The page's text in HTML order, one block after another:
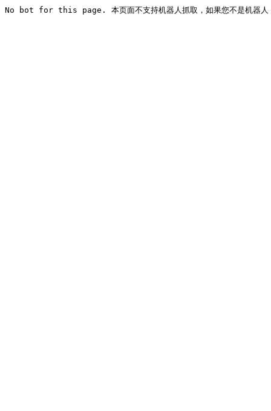
No bot for this page. 本页面不支持机器人抓取，如果您不是机器人，